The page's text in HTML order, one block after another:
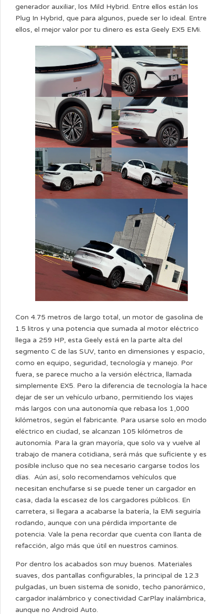
generador auxiliar, los Mild Hybrid. Entre ellos están los
Plug In Hybrid, que para algunos, puede ser lo ideal. Entre
ellos, el mejor valor por tu dinero es esta Geely EX5 EMi.
Con 4.75 metros de largo total, un motor de gasolina de
1.5 litros y una potencia que sumada al motor eléctrico
llega a 259 HP, esta Geely está en la parte alta del
segmento C de las SUV, tanto en dimensiones y espacio,
como en equipo, seguridad, tecnología y manejo. Por
fuera, se parece mucho a la versión eléctrica, llamada
simplemente EX5. Pero la diferencia de tecnología la hace
dejar de ser un vehículo urbano, permitiendo los viajes
más largos con una autonomía que rebasa los 1,000
kilómetros, según el fabricante. Para usarse solo en modo
eléctrico en ciudad, se alcanzan 105 kilómetros de
autonomía. Para la gran mayoría, que solo va y vuelve al
trabajo de manera cotidiana, será más que suficiente y es
posible incluso que no sea necesario cargarse todos los
días. Aún así, solo recomendamos vehículos que
necesitan enchufarse si se puede tener un cargador en
casa, dada la escasez de los cargadores públicos. En
carretera, si llegara a acabarse la batería, la EMi seguiría
rodando, aunque con una pérdida importante de
potencia. Vale la pena recordar que cuenta con llanta de
refacción, algo más que útil en nuestros caminos.
Por dentro los acabados son muy buenos. Materiales
suaves, dos pantallas configurables, la principal de 12.3
pulgadas, un buen sistema de sonido, techo panorámico,
cargador inalámbrico y conectividad CarPlay inalámbrica,
aunque no Android Auto.